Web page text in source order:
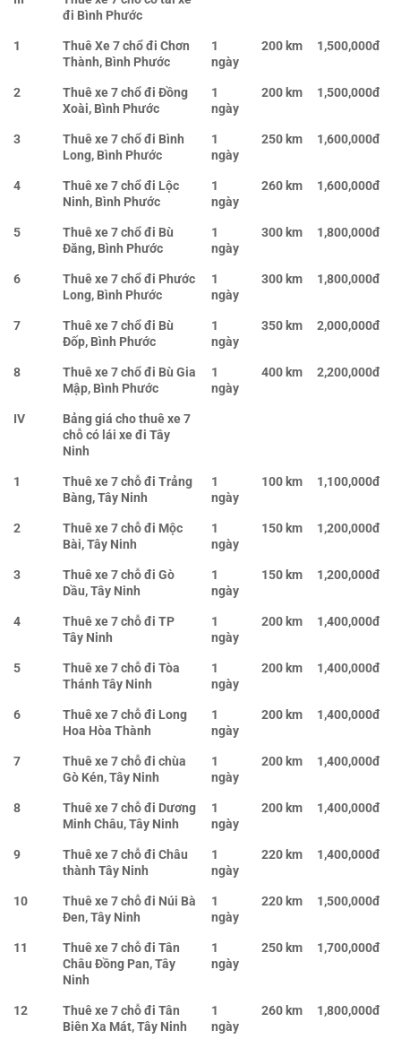
đi Bình Phước
1
Thuê Xe 7 chổ đi Chơn
Thành, Bình Phước
1
ngày
200 km 1,500,000đ
2
Thuê xe 7 chổ đi Đồng
Xoài, Bình Phước
1
ngày
200 km 1,500,000đ
3
Thuê xe 7 chổ đi Bình
Long, Bình Phước
1
ngày
250 km 1,600,000đ
4
Thuê xe 7 chổ đi Lộc
Ninh, Bình Phước
1
ngày
260 km 1,600,000đ
5
Thuê xe 7 chổ đi Bù
Đăng, Bình Phước
1
ngày
300 km 1,800,000đ
6
Thuê xe 7 chổ đi Phước
Long, Bình Phước
1
ngày
300 km 1,800,000đ
7
Thuê xe 7 chổ đi Bù
Đốp, Bình Phước
1
ngày
350 km 2,000,000đ
8
Thuê xe 7 chổ đi Bù Gia
Mập, Bình Phước
1
ngày
400 km 2,200,000đ
IV
Bảng giá cho thuê xe 7
chỗ có lái xe đi Tây
Ninh
1
Thuê xe 7 chỗ đi Trảng
Bàng, Tây Ninh
1
ngày
100 km 1,100,000đ
2
Thuê xe 7 chỗ đi Mộc
Bài, Tây Ninh
1
ngày
150 km 1,200,000đ
3
Thuê xe 7 chỗ đi Gò
Dầu, Tây Ninh
1
ngày
150 km 1,200,000đ
4
Thuê xe 7 chỗ đi TP
Tây Ninh
1
ngày
200 km 1,400,000đ
5
Thuê xe 7 chỗ đi Tòa
Thánh Tây Ninh
1
ngày
200 km 1,400,000đ
6
Thuê xe 7 chỗ đi Long
Hoa Hòa Thành
1
ngày
200 km 1,400,000đ
7
Thuê xe 7 chỗ đi chùa
Gò Kén, Tây Ninh
1
ngày
200 km 1,400,000đ
8
Thuê xe 7 chỗ đi Dương
Minh Châu, Tây Ninh
1
ngày
200 km 1,400,000đ
9
Thuê xe 7 chỗ đi Châu
thành Tây Ninh
1
ngày
220 km 1,400,000đ
10
Thuê xe 7 chỗ đi Núi Bà
Đen, Tây Ninh
1
ngày
220 km 1,500,000đ
11
Thuê xe 7 chỗ đi Tân
Châu Đồng Pan, Tây
Ninh
1
ngày
250 km 1,700,000đ
12
Thuê xe 7 chỗ đi Tân
Biên Xa Mát, Tây Ninh
1
ngày
260 km 1,800,000đ